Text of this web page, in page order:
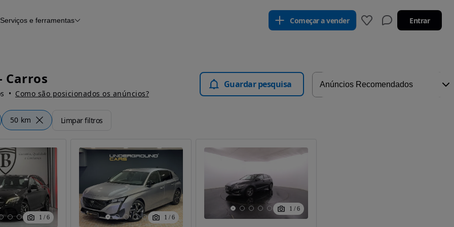
Serviços e ferramentas Começar a vender Entrar
Carros
Como são posicionados os anúncios?
Guardar pesquisa
50 km Limpar filtros
1 / 6 1 / 6
1 / 6